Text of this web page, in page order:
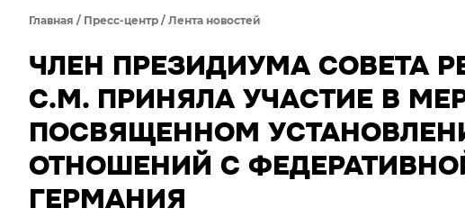
Главная / Пресс-центр / Лента новостей
ЧЛЕН ПРЕЗИДИУМА СОВЕТА
С.М. ПРИНЯЛА УЧАСТИЕ В
ПОСВЯЩЕННОМ
ОТНОШЕНИЙ С
ГЕРМАНИЯ